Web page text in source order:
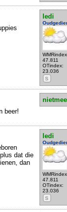
ledi
47.811
OTindex:
23.036
S
beer!
ledi
47.811
OTindex:
23.036
S
dat die
dan